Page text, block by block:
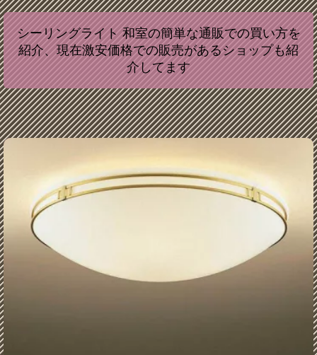
シーリングライト 和室の簡単な通販での買い方を
紹介、現在激安価格での販売があるショップも紹
介してます